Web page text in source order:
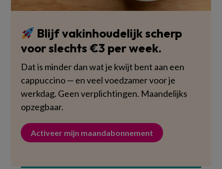
Blijf vakinhoudelijk scherp
voor slechts €3 per week.
Dat is minder dan wat je kwijt bent aan een
cappuccino — en veel voedzamer voor je
werkdag. Geen verplichtingen. Maandelijks
opzegbaar.
Activeer mijn maandabonnement